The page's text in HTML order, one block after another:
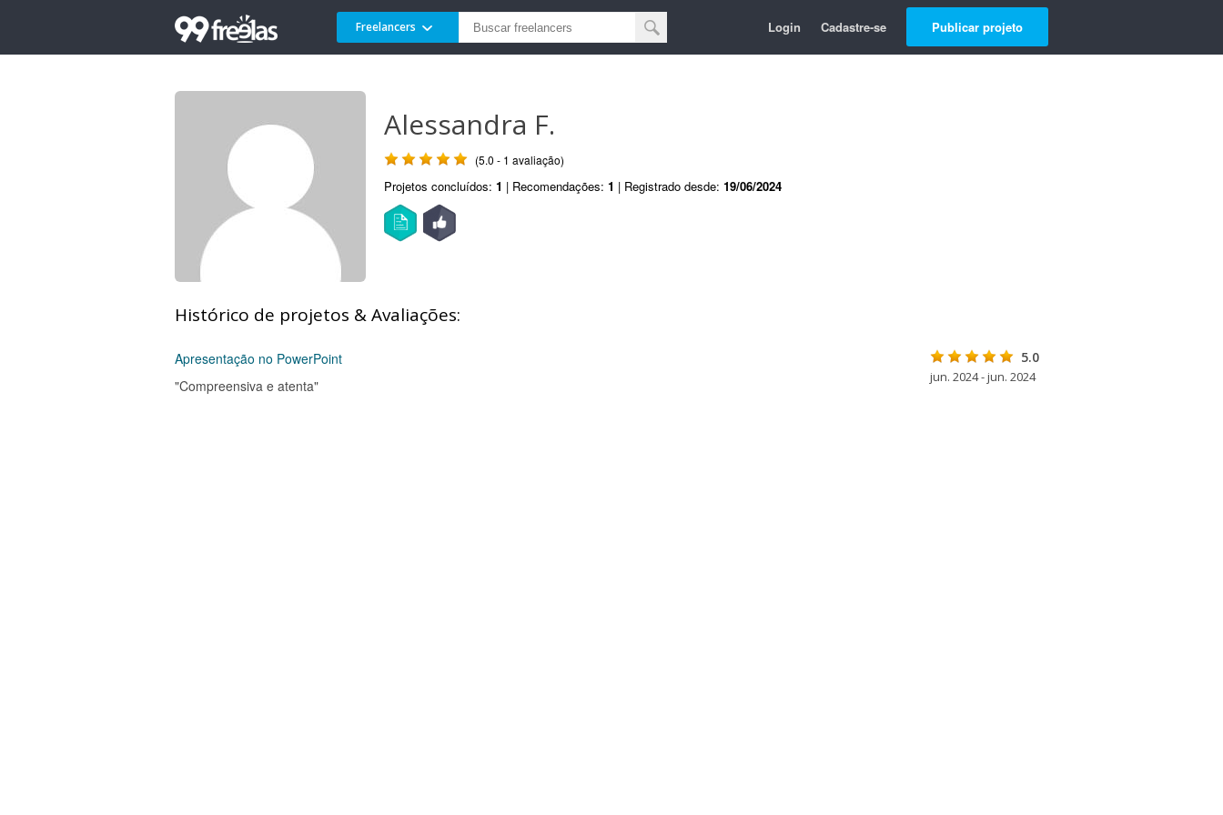
Freelancers Login Cadastre-se Publicar projeto
Alessandra F.
(5.0 - 1 avaliação)
Projetos concluídos: 1 | Recomendações: 1 | Registrado desde: 19/06/2024
Histórico de projetos & Avaliações:
Apresentação no PowerPoint
"Compreensiva e atenta"
5.0
jun. 2024 - jun. 2024